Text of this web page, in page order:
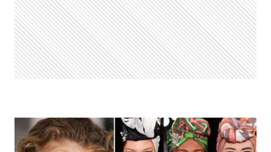
CHEIA
DE
ATITUDE
É
A
APOSTA
CELEBRAR
AS
MULHERES